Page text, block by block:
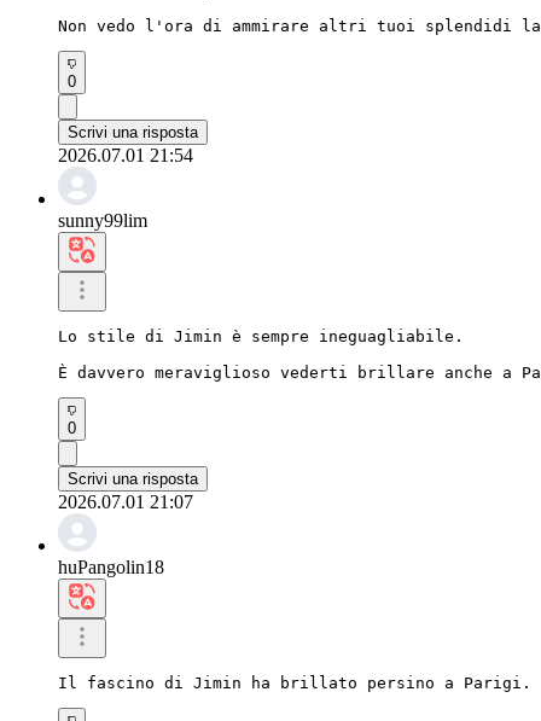
Non vedo l'ora di ammirare altri tuoi splendidi
0
Scrivi una risposta
2026.07.01 21:54
sunny99lim
Lo stile di Jimin è sempre ineguagliabile.
È davvero meraviglioso vederti brillare anche a
0
Scrivi una risposta
2026.07.01 21:07
huPangolin18
Il fascino di Jimin ha brillato persino a Parigi.